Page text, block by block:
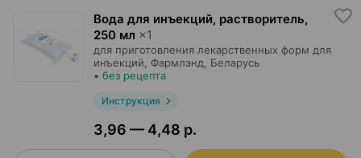
Вода для инъекций, растворитель,
250 мл ×1
для приготовления лекарственных форм для
инъекций,
Фармлэнд , Беларусь
• без рецепта
Инструкция
3,96 — 4,48 р.